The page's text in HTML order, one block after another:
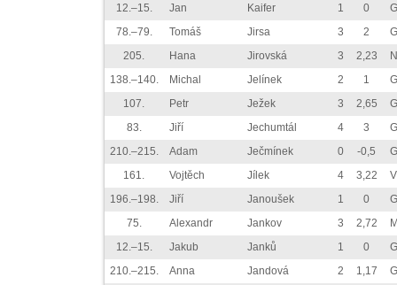
12.–15. Jan Kaifer 1 0
78.–79.
Tomáš Jirsa 3 2
205.
Hana Jirovská 3 2,23
138.–140.
Michal Jelínek 2 1
107.
Petr Ježek 3 2,65
83.
Jiří Jechumtál 4 3
210.–215.
Adam Ječmínek 0 -0,5
161.
Vojtěch Jílek 4 3,22
196.–198.
Jiří Janoušek 1 0
75.
Alexandr Jankov 3 2,72
12.–15.
Jakub Janků 1 0
210.–215.
Anna Jandová 2 1,17